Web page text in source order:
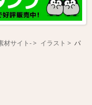
材サイト- イラスト
パ